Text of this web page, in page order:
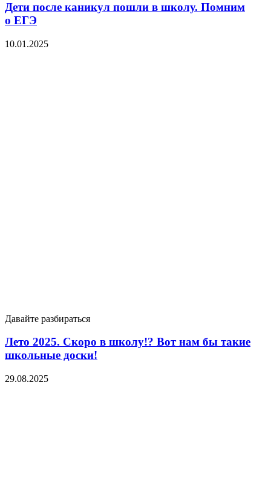
Дети после каникул пошли в школу. Помним
о ЕГЭ
10.01.2025
Давайте разбираться
Лето 2025. Скоро в школу!? Вот нам бы такие
школьные доски!
29.08.2025